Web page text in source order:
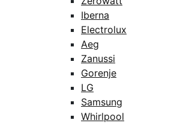
Iberna
Electrolux
Aeg
Zanussi
Gorenje
LG
Samsung
Whirlpool